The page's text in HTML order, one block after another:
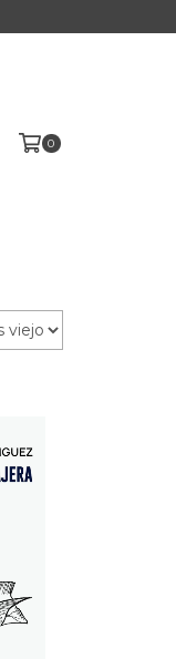
0